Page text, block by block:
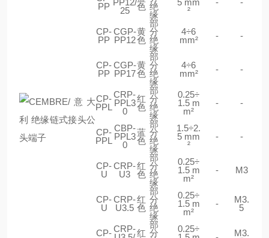
PP
25
色 绝
缘
²
CP-
PP
CGP-
PP12
黄
色
部
分
绝
缘
4÷6
mm²
- -
CP-
PP
CGP-
PP17
黄
色
部
分
绝
缘
4÷6
mm²
- -
CP-
PPL
CRP-
PPL3
0
红
色
部
分
绝
缘
0.25÷
1.5 m
m²
- -
CP-
PPL
CBP-
PPL3
0
蓝
色
部
分
绝
缘
1.5÷2.
5 mm
²
- -
CP-
U
CRP-
U3
红
色
部
分
绝
缘
0.25÷
1.5 m
m²
- M3
CP-
U
CRP-
U3.5
红
色
部
分
绝
缘
0.25÷
1.5 m
m²
-
M3.
5
CP-CRP-红
部
分
0.25÷
M3.